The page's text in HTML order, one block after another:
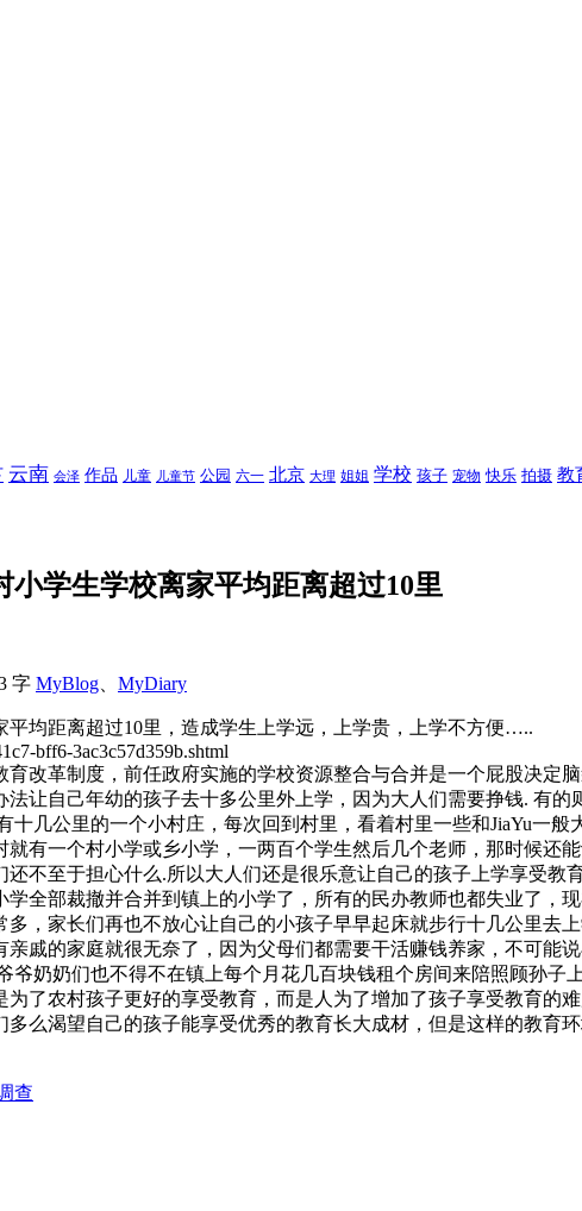
云南 会泽 作品 儿童 儿童节 公园 六一 北京 大理 姐姐 学校 孩子 宠物 快乐 拍摄 教
学生学校离家平均距离超过10里
字 MyBlog MyDiary
均距离超过10里，造成学生上学远，上学贵，上学不方便…..
bff6-3ac3c57d359b.shtml
改革制度，前任政府实施的学校资源整合与合并是一个屁股决定
让自己年幼的孩子去十多公里外上学，因为大人们需要挣钱. 有
几公里的一个小村庄，每次回到村里，看着村里一些和JiaYu一
有一个村小学或乡小学，一两百个学生然后几个老师，那时候还
不至于担心什么.所以大人们还是很乐意让自己的孩子上学享受
全部裁撤并合并到镇上的小学了，所有的民办教师也都失业了，
，家长们再也不放心让自己的小孩子早早起床就步行十几公里去
戚的家庭就很无奈了，因为父母们都需要干活赚钱养家，不可能
爷奶奶们也不得不在镇上每个月花几百块钱租个房间来陪照顾孙
了农村孩子更好的享受教育，而是人为了增加了孩子享受教育的
么渴望自己的孩子能享受优秀的教育长大成材，但是这样的教育
查